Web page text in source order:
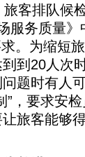
客排队候
服务质量》
。为缩短
到20人次
题时有人
”，要求安
旅客能够